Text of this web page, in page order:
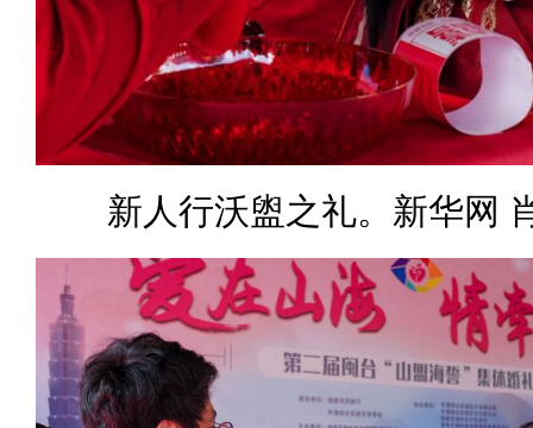
新人行沃盥之礼。新华网